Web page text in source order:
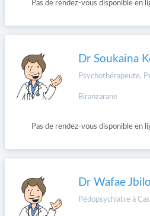
Pas de rendez-vous disponible en
Dr Soukaina
Psychothérapeute,
Biranzarane
Pas de rendez-vous disponible en
Dr Wafae
Pédopsychiatre à